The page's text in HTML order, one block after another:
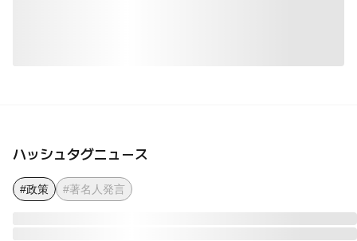
ハッシュタグニュース
#政策 #著名人発言